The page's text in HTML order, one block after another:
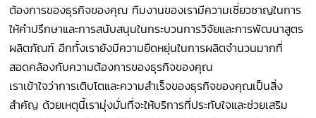
ต้องการของธุรกิจของคุณ ทีมงานของเรามีความเชี่ยวชาญในการ
ให้คำปรึกษาและการสนับสนุนในกระบวนการวิจัยและการพัฒนาสูตร
ผลิตภัณฑ์ อีกทั้งเรายังมีความยืดหยุ่นในการผลิตจำนวนมากที่
สอดคล้องกับความต้องการของธุรกิจของคุณ
เราเข้าใจว่าการเติบโตและความสำเร็จของธุรกิจของคุณเป็นสิ่ง
สำคัญ ด้วยเหตุนี้เรามุ่งมั่นที่จะให้บริการที่ประทับใจและช่วยเสริม